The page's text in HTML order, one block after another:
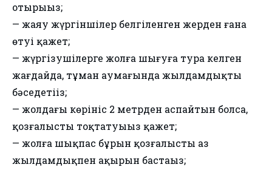
отырыңыз;
— жаяу жүргіншілер белгіленген жерден ғана
өтуі қажет;
— жүргізушілерге жолға шығуға тура келген
жағдайда, тұман аумағында жылдамдықты
бәсеңдетіңіз;
— жолдағы көрініс 2 метрден аспайтын болса,
қозғалысты тоқтатуыңыз қажет;
— жолға шықпас бұрын қозғалысты аз
жылдамдықпен ақырын бастаңыз;